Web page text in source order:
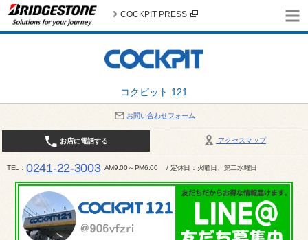
コクピット 121
COCKPIT PRESS
お問い合わせフォーム
アクセスマップ
お店に電話する
TEL 0241-22-3003 AM9:00～PM6:00 / 定休日：火曜日、第二水曜日